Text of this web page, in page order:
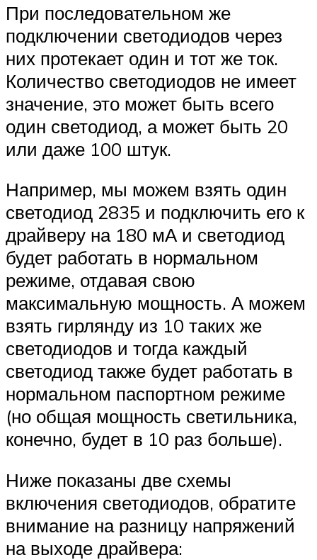
При последовательном же
подключении светодиодов через
них протекает один и тот же ток.
Количество светодиодов не имеет
значение, это может быть всего
один светодиод, а может быть 20
или даже 100 штук.
Например, мы можем взять один
светодиод 2835 и подключить его к
драйверу на 180 мА и светодиод
будет работать в нормальном
режиме, отдавая свою
максимальную мощность. А можем
взять гирлянду из 10 таких же
светодиодов и тогда каждый
светодиод также будет работать в
нормальном паспортном режиме
(но общая мощность светильника,
конечно, будет в 10 раз больше).
Ниже показаны две схемы
включения светодиодов, обратите
внимание на разницу напряжений
на выходе драйвера: